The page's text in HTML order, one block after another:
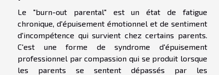
Le "burn-out parental" est un état de fatigue
chronique, d'épuisement émotionnel et de sentiment
d'incompétence qui survient chez certains parents.
C'est une forme de syndrome d'épuisement
professionnel par compassion qui se produit lorsque
les parents se sentent dépassés par les